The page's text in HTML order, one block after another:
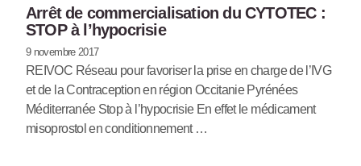
Arrêt de commercialisation du CYTOTEC :
STOP à l’hypocrisie
9 novembre 2017
REIVOC Réseau pour favoriser la prise en charge de l’IVG
et de la Contraception en région Occitanie Pyrénées
Méditerranée Stop à l’hypocrisie En effet le médicament
misoprostol en conditionnement …